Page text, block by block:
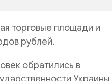
торговые площади и
рублей.
обратились в